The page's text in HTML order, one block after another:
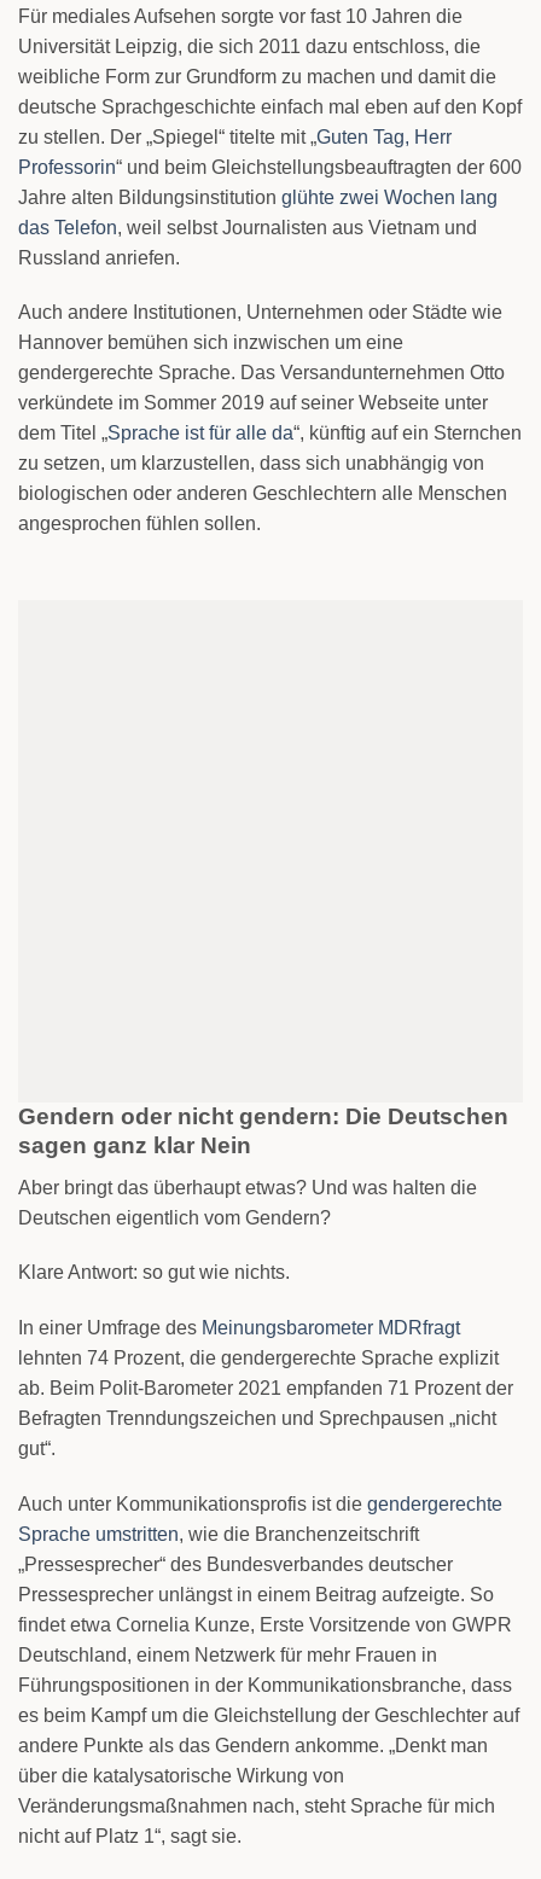
Für mediales Aufsehen sorgte vor fast 10 Jahren die
Universität Leipzig, die sich 2011 dazu entschloss, die
weibliche Form zur Grundform zu machen und damit die
deutsche Sprachgeschichte einfach mal eben auf den Kopf
zu stellen. Der „Spiegel“ titelte mit „Guten Tag, Herr
Professorin“ und beim Gleichstellungsbeauftragten der 600
Jahre alten Bildungsinstitution glühte zwei Wochen lang
das Telefon, weil selbst Journalisten aus Vietnam und
Russland anriefen.
Auch andere Institutionen, Unternehmen oder Städte wie
Hannover bemühen sich inzwischen um eine
gendergerechte Sprache. Das Versandunternehmen Otto
verkündete im Sommer 2019 auf seiner Webseite unter
dem Titel „Sprache ist für alle da“, künftig auf ein Sternchen
zu setzen, um klarzustellen, dass sich unabhängig von
biologischen oder anderen Geschlechtern alle Menschen
angesprochen fühlen sollen.
Gendern oder nicht gendern: Die Deutschen
sagen ganz klar Nein
Aber bringt das überhaupt etwas? Und was halten die
Deutschen eigentlich vom Gendern?
Klare Antwort: so gut wie nichts.
In einer Umfrage des Meinungsbarometer MDRfragt
lehnten 74 Prozent, die gendergerechte Sprache explizit
ab. Beim Polit-Barometer 2021 empfanden 71 Prozent der
Befragten Trenndungszeichen und Sprechpausen „nicht
gut“.
Auch unter Kommunikationsprofis ist die gendergerechte
Sprache umstritten, wie die Branchenzeitschrift
„Pressesprecher“ des Bundesverbandes deutscher
Pressesprecher unlängst in einem Beitrag aufzeigte. So
findet etwa Cornelia Kunze, Erste Vorsitzende von GWPR
Deutschland, einem Netzwerk für mehr Frauen in
Führungspositionen in der Kommunikationsbranche, dass
es beim Kampf um die Gleichstellung der Geschlechter auf
andere Punkte als das Gendern ankomme. „Denkt man
über die katalysatorische Wirkung von
Veränderungsmaßnahmen nach, steht Sprache für mich
nicht auf Platz 1“, sagt sie.